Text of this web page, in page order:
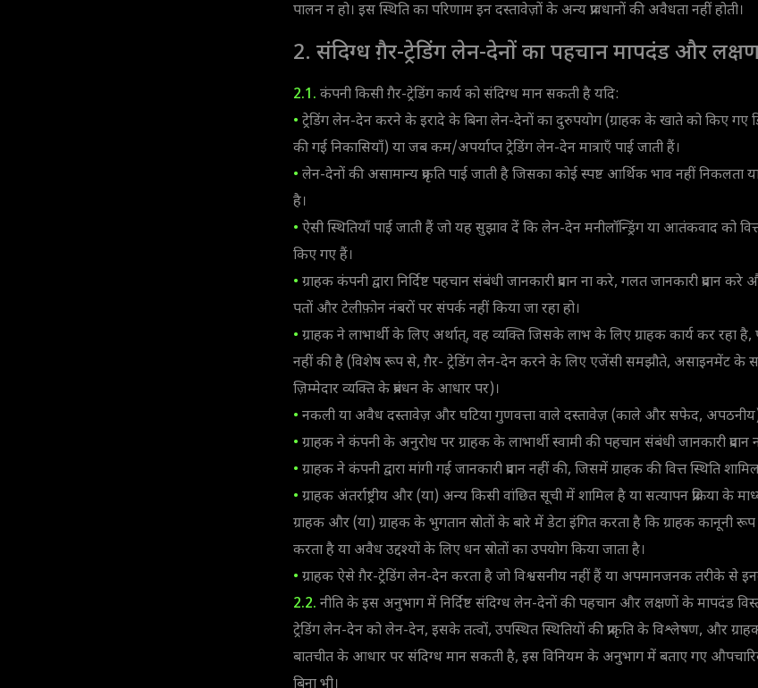
पालन न हो। इस स्थिति का परिणाम इन दस्तावेज़ों के अन्य प्रावधानों की अवैधता नहीं होती।
2. संदिग्ध ग़ैर-ट्रेडिंग लेन-देनों का पहचान मापदंड और
2.1. कंपनी किसी ग़ैर-ट्रेडिंग कार्य को संदिग्ध मान सकती है यदि:
• ट्रेडिंग लेन-देन करने के इरादे के बिना लेन-देनों का दुरुपयोग (ग्राहक के खाते को किए गए
की गई निकासियाँ) या जब कम/अपर्याप्त ट्रेडिंग लेन-देन मात्राएँ पाई जाती हैं।
• लेन-देनों की असामान्य प्रकृति पाई जाती है जिसका कोई स्पष्ट आर्थिक भाव नहीं निकलता
है।
• ऐसी स्थितियाँ पाई जाती हैं जो यह सुझाव दें कि लेन-देन मनीलॉन्ड्रिंग या आतंकवाद को
किए गए हैं।
• ग्राहक कंपनी द्वारा निर्दिष्ट पहचान संबंधी जानकारी प्रदान ना करे, गलत जानकारी प्रदान
पतों और टेलीफ़ोन नंबरों पर संपर्क नहीं किया जा रहा हो।
• ग्राहक ने लाभार्थी के लिए अर्थात्, वह व्यक्ति जिसके लाभ के लिए ग्राहक कार्य कर रहा है,
नहीं की है (विशेष रूप से, ग़ैर- ट्रेडिंग लेन-देन करने के लिए एजेंसी समझौते, असाइनमेंट के
ज़िम्मेदार व्यक्ति के प्रबंधन के आधार पर)।
• नकली या अवैध दस्तावेज़ और घटिया गुणवत्ता वाले दस्तावेज़ (काले और सफेद, अपठनीय)
• ग्राहक ने कंपनी के अनुरोध पर ग्राहक के लाभार्थी स्वामी की पहचान संबंधी जानकारी प्रदान
• ग्राहक ने कंपनी द्वारा मांगी गई जानकारी प्रदान नहीं की, जिसमें ग्राहक की वित्त स्थिति
• ग्राहक अंतर्राष्ट्रीय और (या) अन्य किसी वांछित सूची में शामिल है या सत्यापन प्रक्रिया के
ग्राहक और (या) ग्राहक के भुगतान स्रोतों के बारे में डेटा इंगित करता है कि ग्राहक कानूनी रूप से
करता है या अवैध उद्दश्यों के लिए धन स्रोतों का उपयोग किया जाता है।
• ग्राहक ऐसे ग़ैर-ट्रेडिंग लेन-देन करता है जो विश्वसनीय नहीं हैं या अपमानजनक तरीके से
2.2. नीति के इस अनुभाग में निर्दिष्ट संदिग्ध लेन-देनों की पहचान और लक्षणों के मापदंड
ट्रेडिंग लेन-देन को लेन-देन, इसके तत्वों, उपस्थित स्थितियों की प्राकृति के विश्लेषण, और
बातचीत के आधार पर संदिग्ध मान सकती है, इस विनियम के अनुभाग में बताए गए